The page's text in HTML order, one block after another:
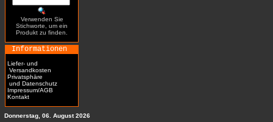
Verwenden Sie
Stichworte, um ein
Produkt zu finden.
Informationen
Liefer- und
Versandkosten
Privatsphäre
und Datenschutz
Impressum/AGB
Kontakt
Donnerstag, 06. August 2026